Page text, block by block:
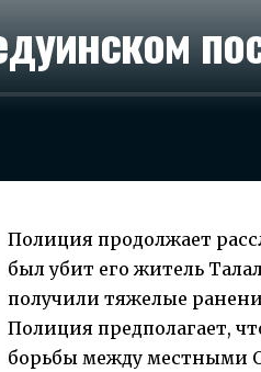
Полиция продолжает
был убит его житель
получили тяжелые
Полиция предполагает,
борьбы между местными